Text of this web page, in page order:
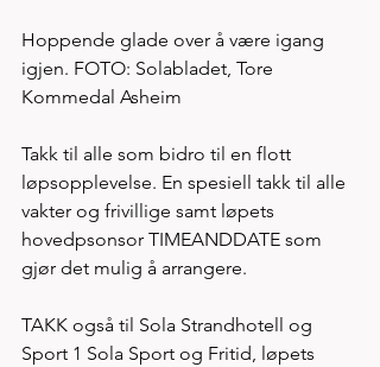
Hoppende glade over å være igang
igjen. FOTO: Solabladet, Tore
Kommedal Asheim
Takk til alle som bidro til en flott
løpsopplevelse. En spesiell takk til alle
vakter og frivillige samt løpets
hovedpsonsor TIMEANDDATE som
gjør det mulig å arrangere.
TAKK også til Sola Strandhotell og
Sport 1 Sola Sport og Fritid, løpets